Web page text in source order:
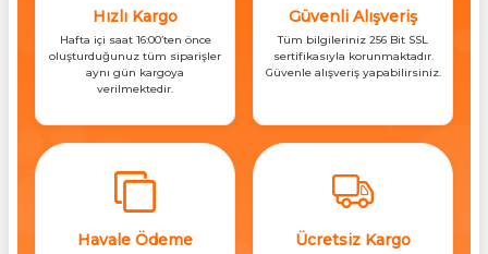
Hızlı Kargo
Hafta içi saat 16:00’ten önce
oluşturduğunuz tüm siparişler
aynı gün kargoya
verilmektedir.
Güvenli Alışveriş
Tüm bilgileriniz 256 Bit SSL
sertifikasıyla korunmaktadır.
Güvenle alışveriş yapabilirsiniz.
Havale Ödeme Ücretsiz Kargo